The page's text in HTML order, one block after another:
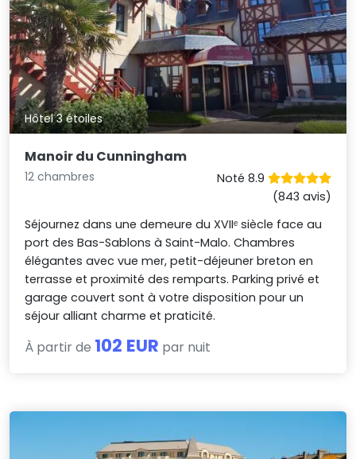
Hôtel 3 étoiles
Manoir du Cunningham
12 chambres
Noté 8.9
(843 avis)
Séjournez dans une demeure du XVIIᵉ siècle face au
port des Bas-Sablons à Saint-Malo. Chambres
élégantes avec vue mer, petit-déjeuner breton en
terrasse et proximité des remparts. Parking privé et
garage couvert sont à votre disposition pour un
séjour alliant charme et praticité.
À partir de 102 EUR par nuit